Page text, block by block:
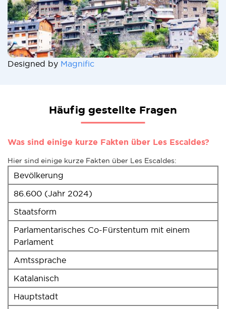
Designed by Magnific
Häufig gestellte Fragen
Was sind einige kurze Fakten über Les Escaldes?
Hier sind einige kurze Fakten über Les Escaldes:
Bevölkerung
86.600 (Jahr 2024)
Staatsform
Parlamentarisches Co-Fürstentum mit einem
Parlament
Amtssprache
Katalanisch
Hauptstadt